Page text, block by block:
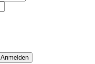
Anmelden